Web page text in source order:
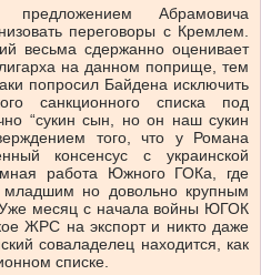
Абрамовича
переговоры с Кремлем.
весьма сдержанно оценивает
на данном поприще, тем
попросил Байдена исключить
санкционного списка под
“сукин сын, но он наш сукин
того, что у Романа
консенсус с украинской
работа Южного ГОКа, где
младшим но довольно крупным
месяц с начала войны ЮГОК
ЖРС на экспорт и никто даже
соваладелец находится, как
списке.